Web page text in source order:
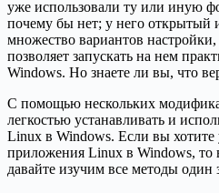
уже использовали ту или иную
почему бы нет; у него открытый
множество вариантов
позволяет запускать на нем
Windows. Но знаете ли вы, что
С помощью нескольких
легкостью устанавливать и
Linux в Windows. Если вы хотите
приложения Linux в Windows, то
давайте изучим все методы один